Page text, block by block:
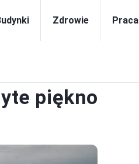
Zdrowie Praca
piękno